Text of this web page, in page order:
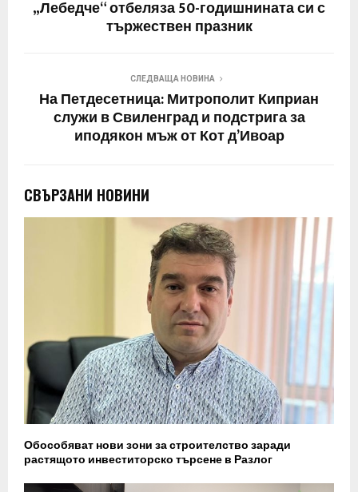
„Лебедче“ отбеляза 50-годишнината си с
тържествен празник
СЛЕДВАЩА НОВИНА
На Петдесетница: Митрополит Киприан
служи в Свиленград и подстрига за
иподякон мъж от Кот д’Ивоар
СВЪРЗАНИ НОВИНИ
Обособяват нови зони за строителство заради
растящото инвеститорско търсене в Разлог